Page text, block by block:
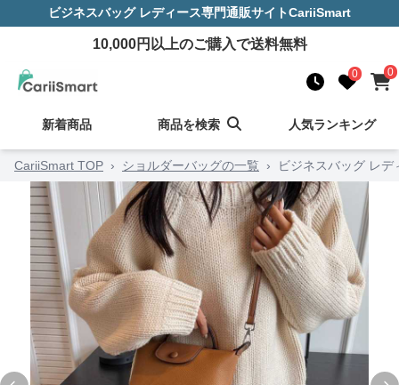
ビジネスバッグ レディース専門通販サイトCariiSmart
10,000円以上のご購入で送料無料
0 0
新着商品 商品を検索 人気ランキング
CariiSmart TOP › ショルダーバッグの一覧 › ビジネスバッグ レ